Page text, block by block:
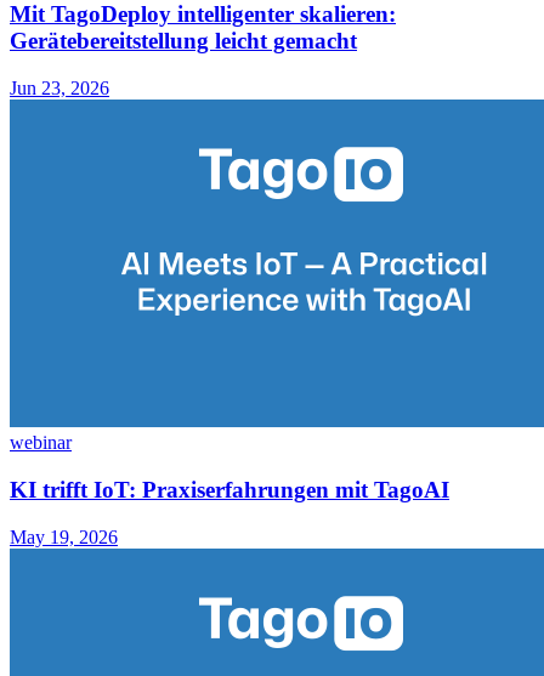
Mit TagoDeploy intelligenter skalieren:
Gerätebereitstellung leicht gemacht
Jun 23, 2026
webinar
KI trifft IoT: Praxiserfahrungen mit TagoAI
May 19, 2026